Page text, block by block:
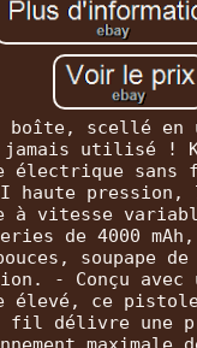
boîte, scellé en
utilisé !
électrique
haute pression,
à vitesse
de 4000
soupape de
- Conçu avec
élevé, ce
fil délivre une